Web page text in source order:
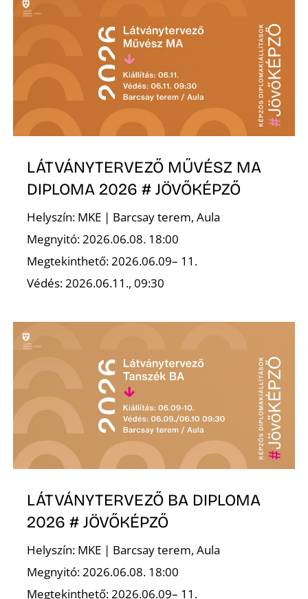
LÁTVÁNYTERVEZŐ MŰVÉSZ MA
DIPLOMA 2026 # JÖVŐKÉPZŐ
Helyszín: MKE | Barcsay terem, Aula
Megnyitó: 2026.06.08. 18:00
Megtekinthető: 2026.06.09– 11.
Védés: 2026.06.11., 09:30
LÁTVÁNYTERVEZŐ BA DIPLOMA
2026 # JÖVŐKÉPZŐ
Helyszín: MKE | Barcsay terem, Aula
Megnyitó: 2026.06.08. 18:00
Megtekinthető: 2026.06.09– 11.